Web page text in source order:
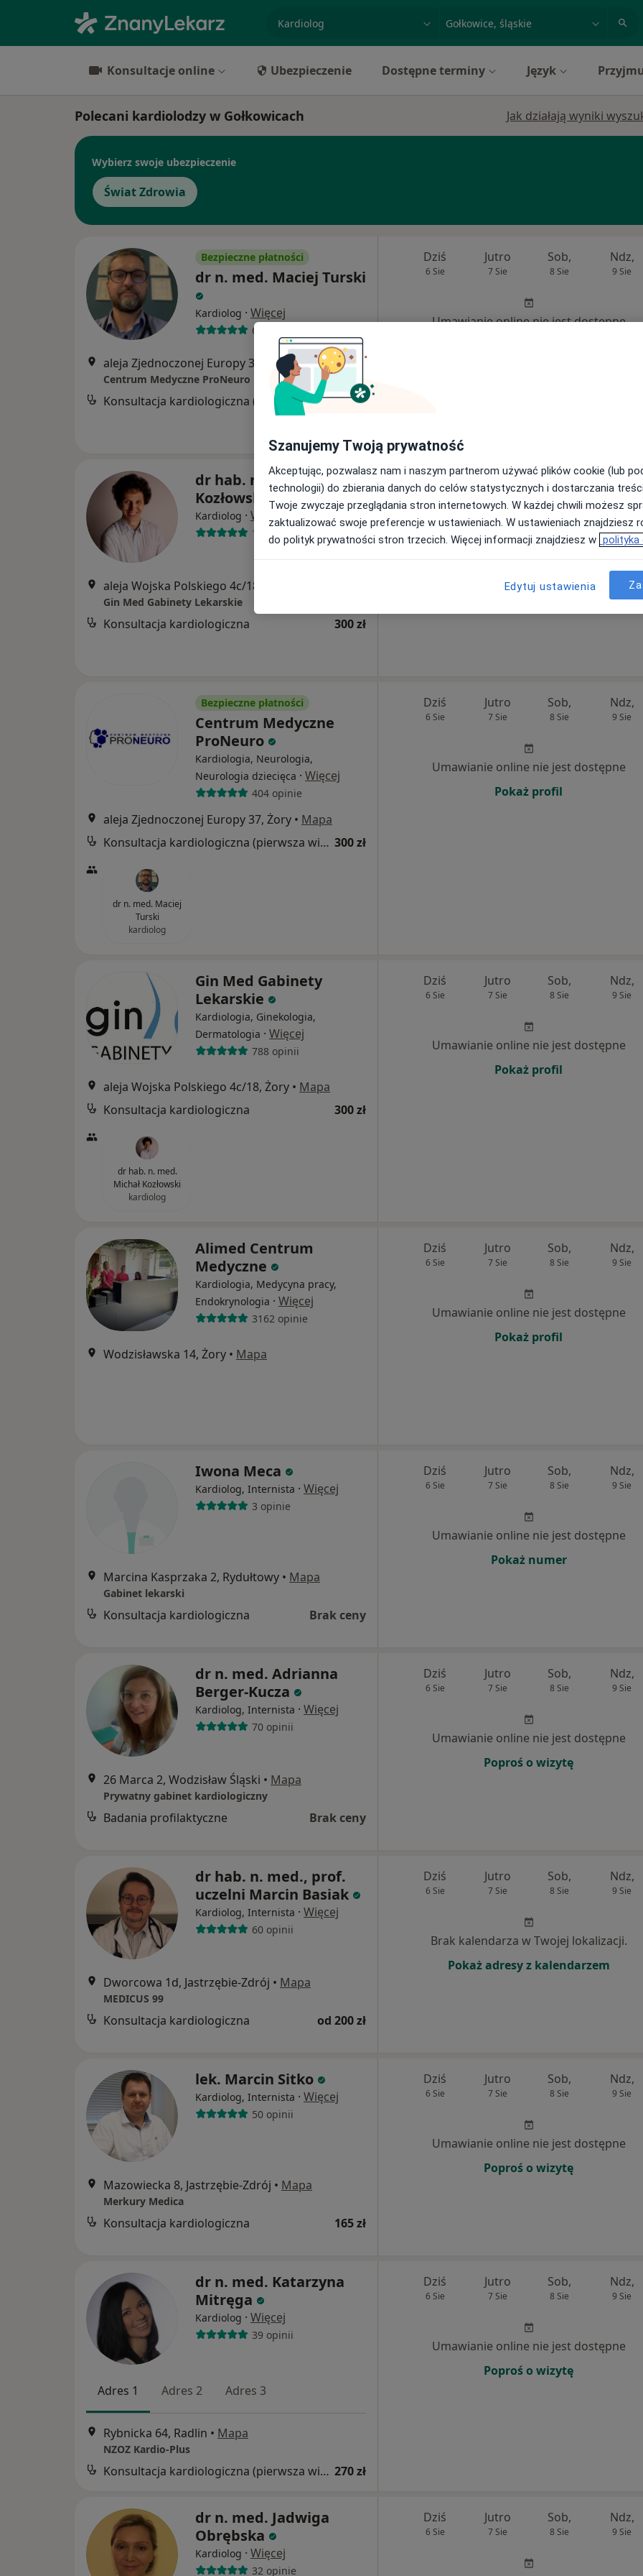
miasto lub dzielnica
Konsultacje online Ubezpieczenie Dostępne terminy Język
Polecani kardiolodzy w Gołkowicach Jak działają wyniki
Wybierz swoje ubezpieczenie
Świat Zdrowia
Bezpieczne płatności
dr n. med. Maciej Turski
Kardiolog · Więcej
66 opinii
aleja Zjednoczonej Europy 37, Żory •Mapa
Centrum Medyczne ProNeuro
Konsultacja kardiologiczna (pierwsza wizyta) 300 zł
Dziś
6 Sie
Jutro
7 Sie
Sob,
8 Sie
Ndz,
9 Sie
Umawianie online nie jest dostępne
dr hab. n. med. Michał
Kozłowski
Kardiolog · Więcej
108 opinii
aleja Wojska Polskiego 4c/18, Żory
Gin Med Gabinety Lekarskie
Konsultacja kardiologiczna 300 zł
Dziś
6 Sie
Jutro
7 Sie
Sob,
8 Sie
Ndz,
9 Sie
Umawianie online nie jest dostępne
Bezpieczne płatności
Centrum Medyczne
ProNeuro
Kardiologia, Neurologia,
Neurologia dziecięca · Więcej
404 opinie
aleja Zjednoczonej Europy 37, Żory • Mapa
Konsultacja kardiologiczna (pierwsza wizyta) 300 zł
dr n. med. Maciej
Turski
kardiolog
Dziś
6 Sie
Jutro
7 Sie
Sob,
8 Sie
Ndz,
9 Sie
Umawianie online nie jest dostępne
Pokaż profil
Gin Med Gabinety
Lekarskie
Kardiologia, Ginekologia,
Dermatologia · Więcej
788 opinii
aleja Wojska Polskiego 4c/18, Żory • Mapa
Konsultacja kardiologiczna
300 zł
dr hab. n. med.
Michał Kozłowski
kardiolog
Dziś
6 Sie
Jutro
7 Sie
Sob,
8 Sie
Ndz,
9 Sie
Umawianie online nie jest dostępne
Pokaż profil
Alimed Centrum
Medyczne
Kardiologia, Medycyna pracy,
Endokrynologia · Więcej
3162 opinie
Wodzisławska 14, Żory • Mapa
Dziś
6 Sie
Jutro
7 Sie
Sob,
8 Sie
Ndz,
9 Sie
Umawianie online nie jest dostępne
Pokaż profil
Iwona Meca
Kardiolog, Internista · Więcej
3 opinie
Marcina Kasprzaka 2, Rydułtowy • Mapa
Gabinet lekarski
Konsultacja kardiologiczna Brak ceny
Dziś
6 Sie
Jutro
7 Sie
Sob,
8 Sie
Ndz,
9 Sie
Umawianie online nie jest dostępne
Pokaż numer
dr n. med. Adrianna
Berger-Kucza
Kardiolog, Internista · Więcej
70 opinii
26 Marca 2, Wodzisław Śląski • Mapa
Prywatny gabinet kardiologiczny
Badania profilaktyczne Brak ceny
Dziś
6 Sie
Jutro
7 Sie
Sob,
8 Sie
Ndz,
9 Sie
Umawianie online nie jest dostępne
Poproś o wizytę
dr hab. n. med., prof.
uczelni Marcin Basiak
Kardiolog, Internista · Więcej
60 opinii
Dworcowa 1d, Jastrzębie-Zdrój • Mapa
MEDICUS 99
Konsultacja kardiologiczna od 200 zł
Dziś
6 Sie
Jutro
7 Sie
Sob,
8 Sie
Ndz,
9 Sie
Brak kalendarza w Twojej lokalizacji.
Pokaż adresy z kalendarzem
lek. Marcin Sitko
Kardiolog, Internista · Więcej
50 opinii
Mazowiecka 8, Jastrzębie-Zdrój • Mapa
Merkury Medica
Konsultacja kardiologiczna 165 zł
Dziś
6 Sie
Jutro
7 Sie
Sob,
8 Sie
Ndz,
9 Sie
Umawianie online nie jest dostępne
Poproś o wizytę
dr n. med. Katarzyna
Mitręga
Kardiolog · Więcej
39 opinii
Adres 1 Adres 2 Adres 3
Rybnicka 64, Radlin • Mapa
NZOZ Kardio-Plus
Konsultacja kardiologiczna (pierwsza wizyta) 270 zł
Dziś
6 Sie
Jutro
7 Sie
Sob,
8 Sie
Ndz,
9 Sie
Umawianie online nie jest dostępne
Poproś o wizytę
dr n. med. Jadwiga
Obrębska
Kardiolog · Więcej
32 opinie
Dziś
6 Sie
Jutro
7 Sie
Sob,
8 Sie
Ndz,
9 Sie
Szanujemy Twoją prywatność
Akceptując, pozwalasz nam i naszym partnerom używać plików cookie (lub
technologii) do zbierania danych do celów statystycznych i dostarczania
Twoje zwyczaje przeglądania stron internetowych. W każdej chwili możesz
zaktualizować swoje preferencje w ustawieniach. W ustawieniach znajdziesz
do polityk prywatności stron trzecich. Więcej informacji znajdziesz w polityka
Edytuj ustawienia